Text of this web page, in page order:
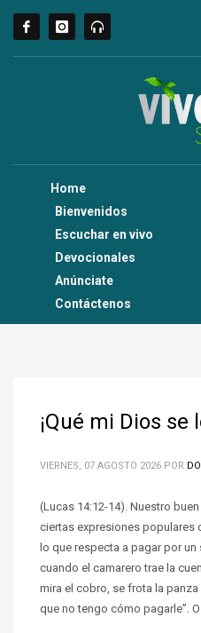
Home
Bienvenidos
Escuchar en vivo
Devocionales
Anúnciate
Contáctenos
¡Qué mi Dios se
VIERNES, 07 AGOSTO 2026 POR
(Lucas 14:12-14). Nuestro
ciertas expresiones populares
lo que respecta a pagar por
cuando el camarero trae la
mira el cobro, se frota la
que no tengo cómo pagarle”.